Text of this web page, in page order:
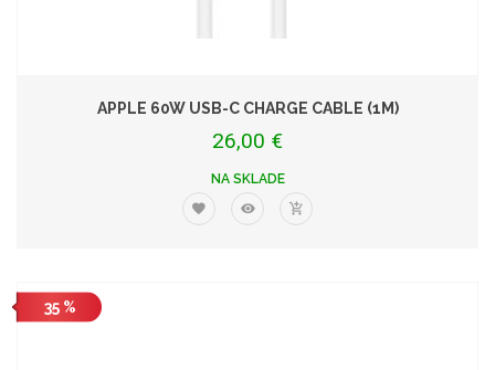
APPLE 60W USB-C CHARGE CABLE (1M)
26,00 €
NA SKLADE
35 %